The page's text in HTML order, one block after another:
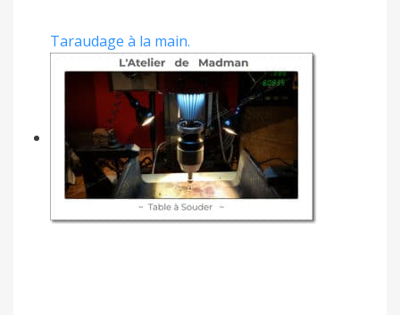
Taraudage à la main.